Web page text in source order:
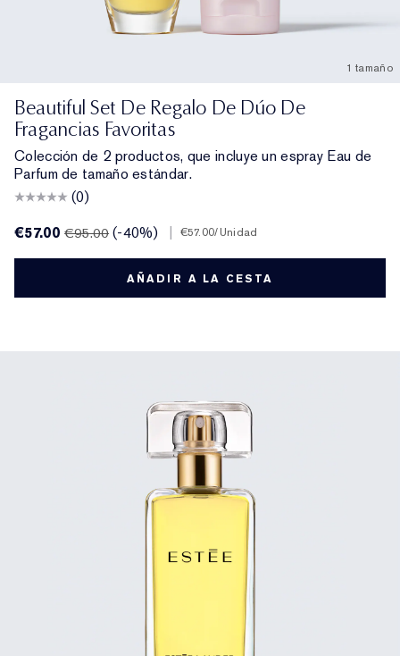
1 tamaño
Beautiful Set De Regalo De Dúo De
Fragancias Favoritas
Colección de 2 productos, que incluye un espray Eau de
Parfum de tamaño estándar.
(0)
€57.00€95.00 (-40%) | €57.00/Unidad
AÑADIR A LA CESTA